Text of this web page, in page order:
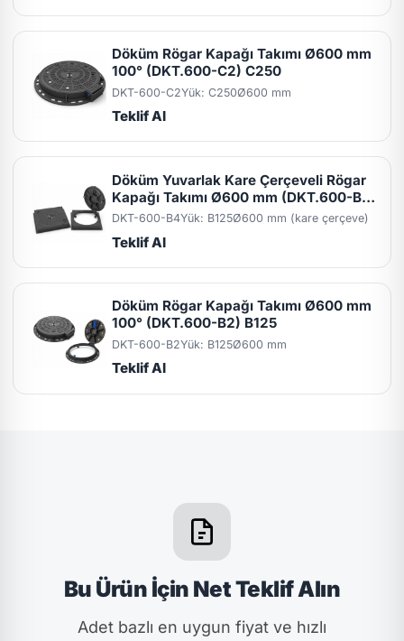
Döküm Rögar Kapağı Takımı Ø600 mm
100° (DKT.600-C2) C250
DKT-600-C2Yük: C250Ø600 mm
Teklif Al
Döküm Yuvarlak Kare Çerçeveli Rögar
Kapağı Takımı Ø600 mm (DKT.600-B4)
B125
DKT-600-B4Yük: B125Ø600 mm (kare çerçeve)
Teklif Al
Döküm Rögar Kapağı Takımı Ø600 mm
100° (DKT.600-B2) B125
DKT-600-B2Yük: B125Ø600 mm
Teklif Al
Bu Ürün İçin Net Teklif Alın
Adet bazlı en uygun fiyat ve hızlı